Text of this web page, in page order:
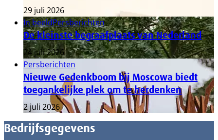
29 juli 2026
In beeldPersberichten
De kleinste begraafplaats van Nederland
24 juli 2026
Persberichten
Nieuwe Gedenkboom bij Moscowa biedt
toegankelijke plek om te herdenken
2 juli 2026
Bedrijfsgegevens